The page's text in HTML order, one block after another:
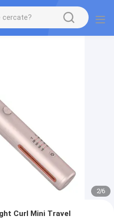
2/6
Curl Mini Travel